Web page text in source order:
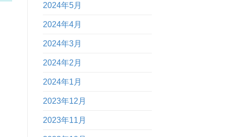
2024年5月
2024年4月
2024年3月
2024年2月
2024年1月
2023年12月
2023年11月